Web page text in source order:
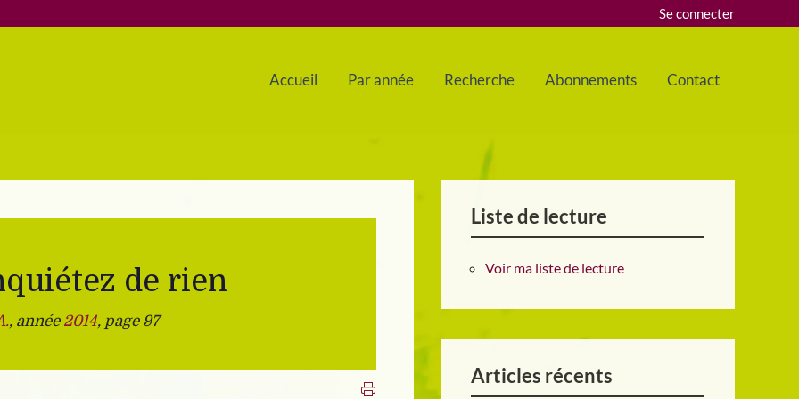
Se connecter
Accueil Par année Recherche Abonnements Contact
de rien
, année 2014, page 97
Liste de lecture
Voir ma liste de lecture
Articles récents